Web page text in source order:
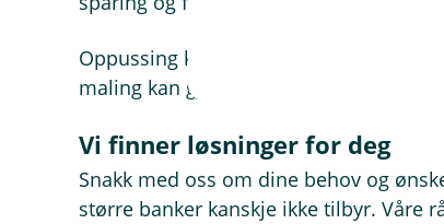
Oppussing kan gjøres rimelig. Et nytt
maling kan gjøres selv, og badet kan
Vi finner løsninger for deg
Snakk med oss om dine behov og
større banker kanskje ikke tilbyr. Våre